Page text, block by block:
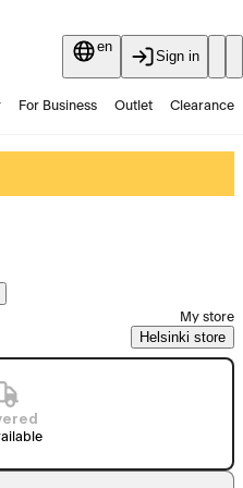
en
Sign in
For Business Outlet Clearance
My store
Helsinki store